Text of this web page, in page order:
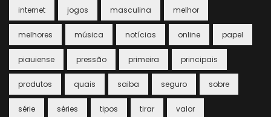
internet jogos masculina melhor
melhores música notícias online papel
piauiense pressão primeira principais
produtos quais saiba seguro sobre
série séries tipos tirar valor